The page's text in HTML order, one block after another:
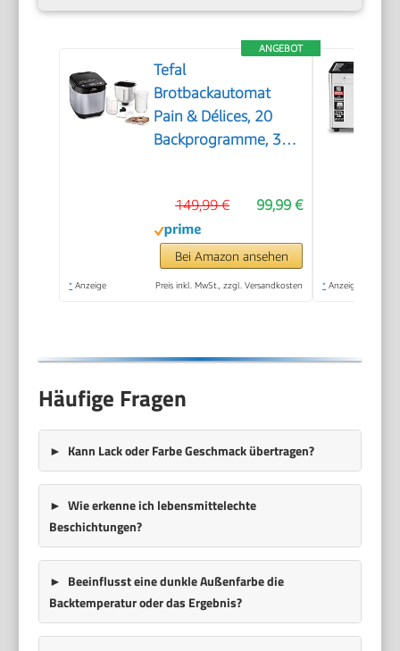
ANGEBOT
Tefal
Brotbackautomat
Pain & Délices, 20
Backprogramme, 3
einstellbar, auch für
Kuchen - Pizza -
Nudelteig, Backform
antihaftbeschichtet,
99,99 €
149,99 €
Bei Amazon ansehen
* Anzeige Preis inkl. MwSt., zzgl. Versandkosten * Anzeige
Häufige Fragen
Kann Lack oder Farbe Geschmack übertragen?
Wie erkenne ich lebensmittelechte
Beschichtungen?
Beeinflusst eine dunkle Außenfarbe die
Backtemperatur oder das Ergebnis?